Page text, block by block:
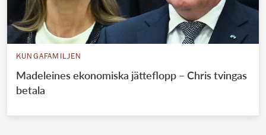
KUNGAFAMILJEN
Madeleines ekonomiska jätteflopp – Chris tvingas
betala